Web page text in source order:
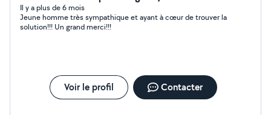
Il y a plus de 6 mois
Jeune homme très sympathique et ayant à cœur de trouver la
solution!!! Un grand merci!!!
Voir le profil Contacter